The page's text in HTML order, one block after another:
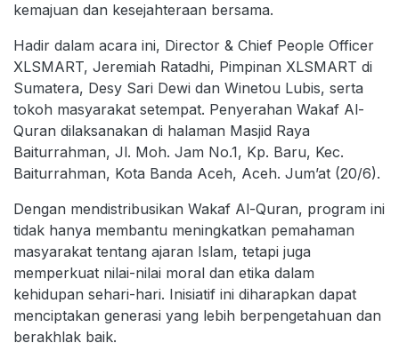
kemajuan dan kesejahteraan bersama.
Hadir dalam acara ini, Director & Chief People Officer
XLSMART, Jeremiah Ratadhi, Pimpinan XLSMART di
Sumatera, Desy Sari Dewi dan Winetou Lubis, serta
tokoh masyarakat setempat. Penyerahan Wakaf Al-
Quran dilaksanakan di halaman Masjid Raya
Baiturrahman, Jl. Moh. Jam No.1, Kp. Baru, Kec.
Baiturrahman, Kota Banda Aceh, Aceh. Jum’at (20/6).
Dengan mendistribusikan Wakaf Al-Quran, program ini
tidak hanya membantu meningkatkan pemahaman
masyarakat tentang ajaran Islam, tetapi juga
memperkuat nilai-nilai moral dan etika dalam
kehidupan sehari-hari. Inisiatif ini diharapkan dapat
menciptakan generasi yang lebih berpengetahuan dan
berakhlak baik.